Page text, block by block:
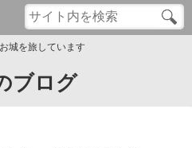
城を旅しています
ブログ